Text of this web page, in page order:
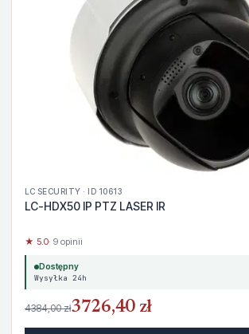
LC SECURITY · ID 10613
LC-HDX50 IP PTZ LASER IR
★ 5.0· 9 opinii
Dostępny
Wysyłka 24h
4384,00 zł3726,40 zł